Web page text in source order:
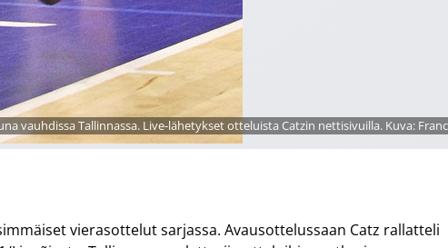
vauhdissa Tallinnassa. Live-lähetykset otteluista Catzin nettisivuilla. Kuva:
vierasottelut sarjassa. Avausottelussaan Catz rallatteli